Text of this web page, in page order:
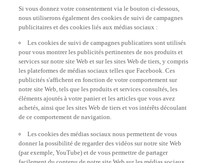
Si vous donnez votre consentement via le bouton ci-dessous,
nous utiliserons également des cookies de suivi de campagnes
publicitaires et des cookies liés aux médias sociaux :
Les cookies de suivi de campagnes publicatires sont utilisés
pour vous montrer les publicités pertinentes de nos produits et
services sur notre site Web et sur les sites Web de tiers, y compris
les plateformes de médias sociaux telles que Facebook. Ces
publicités s'affichent en fonction de votre comportement sur
notre site Web, tels que les produits et services consultés, les
éléments ajoutés à votre panier et les articles que vous avez
achetés, ainsi que les sites Web de tiers et vos intérêts découlant
de ce comportement de navigation.
Les cookies des médias sociaux nous permettent de vous
donner la possibilité de regarder des vidéos sur notre site Web
(par exemple, YouTube) et de vous permettre de partager
facilement du contenu de notre site Web sur les médias sociaux,